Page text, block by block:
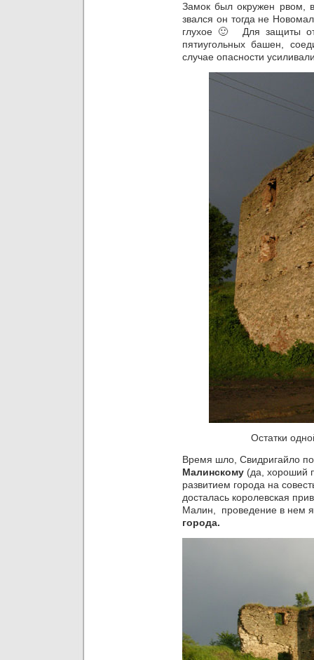
Замок был окружен рвом,
звался он тогда не
глухое 🙂 Для защиты
пятиугольных башен,
случае опасности
Остатки
Время шло, Свидригайло
Малинскому (да, хороший
развитием города на
досталась королевская
Малин, проведение в нем
города.